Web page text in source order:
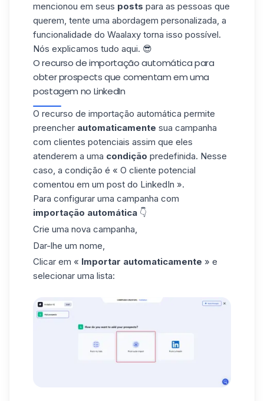
mencionou em seus posts para as pessoas que
querem, tente uma abordagem personalizada, a
funcionalidade do Waalaxy torna isso possível.
Nós explicamos tudo aqui. 😎
O recurso de importação automática para
obter prospects que comentam em uma
postagem no LinkedIn
O recurso de importação automática permite
preencher automaticamente sua campanha
com clientes potenciais assim que eles
atenderem a uma condição predefinida. Nesse
caso, a condição é « O cliente potencial
comentou em um post do LinkedIn ».
Para configurar uma campanha com
importação automática 👇
Crie uma nova campanha,
Dar-lhe um nome,
Clicar em « Importar automaticamente » e
selecionar uma lista: